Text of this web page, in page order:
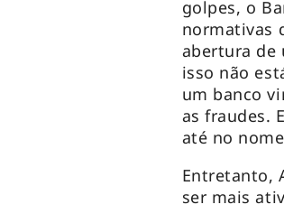
golpes, o
normativas
abertura de
isso não
um banco
as fraudes.
até no
Entretanto,
ser mais